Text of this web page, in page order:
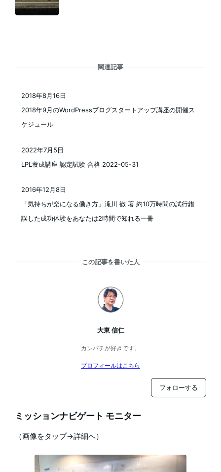
関連記事
2018年9月のWordPressブログスタートアップ講座の開催ス
ケジュール
2018年8月16日
LPL養成講座 認定試験 合格 2022-05-31
2022年7月5日
「気持ちが楽になる働き方」滝川 徹 著 約10万時間の試行錯
誤した成功体験をあなたは2時間で知れる一冊
2016年12月8日
この記事を書いた人
大東 信仁
カンパチが好きです。
プロフィールはこちら
フォローする
ミッションナビゲート モニター
（画像をタップ→詳細へ）